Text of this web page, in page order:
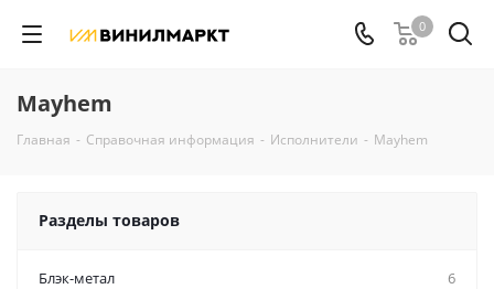
0
Mayhem
Главная - Справочная информация - Исполнители - Mayhem
Разделы товаров
Блэк-метал
6